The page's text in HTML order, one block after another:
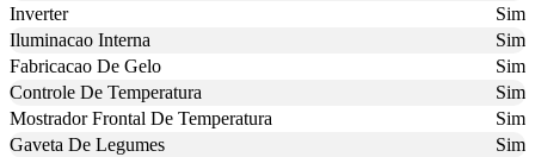
Inverter
Sim
Iluminacao Interna
Sim
Fabricacao De Gelo
Sim
Controle De Temperatura
Sim
Mostrador Frontal De Temperatura
Sim
Gaveta De Legumes
Sim